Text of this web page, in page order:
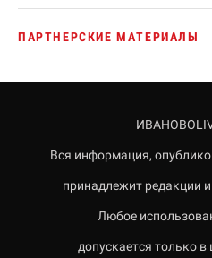
ПАРТНЕРСКИЕ МАТЕРИАЛЫ
Вся информация,
принадлежит редакции
Любое
допускается только